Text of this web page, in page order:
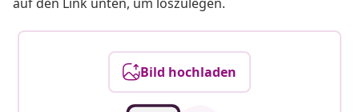
Bild hochladen